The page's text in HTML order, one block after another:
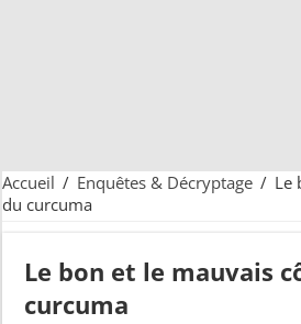
Accueil / Enquêtes & Décryptage / Le
du curcuma
Le bon et le mauvais
curcuma